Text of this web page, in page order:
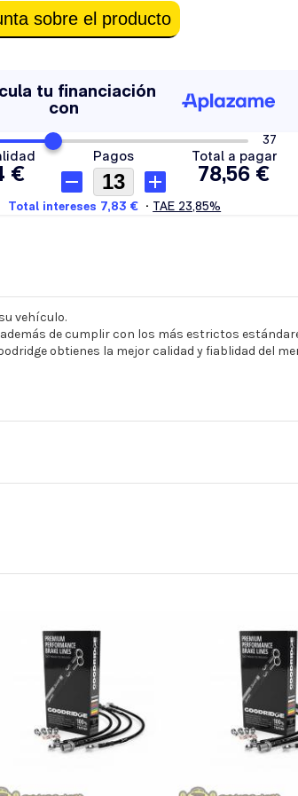
sobre el producto
vehículo.
de cumplir con los más estrictos
obtienes la mejor calidad y fiablidad del